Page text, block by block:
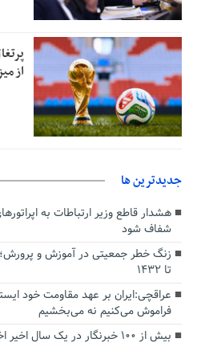
از
جديدترين ها
هشدار قاطع وزیر ارتباطات به
شفاف شود
تا ۱۴۳۲
عراقچی:ایران بر عهد مقاومت خود
فراموش می‌کنیم نه می‌بخشیم
بیش از ۱۰۰ خبرنگار در یک سال اخیر اخراج شدند